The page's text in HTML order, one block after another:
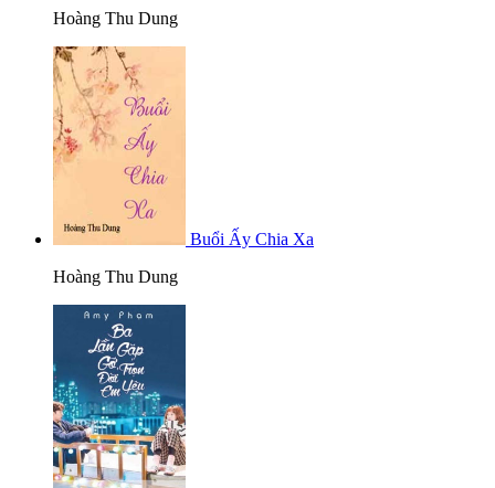
Hoàng Thu Dung
Buổi Ấy Chia Xa
Hoàng Thu Dung